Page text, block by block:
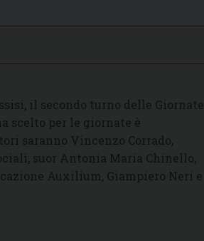
il secondo turno delle Giornate
scelto per le giornate è
saranno Vincenzo Corrado,
suor Antonia Maria Chinello,
Auxilium, Giampiero Neri e